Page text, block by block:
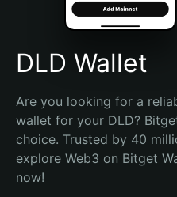
Español (Argentina)
DLD Wallet
Are you looking for a
wallet for your DLD?
choice. Trusted by 40
explore Web3 on Bitget
now!